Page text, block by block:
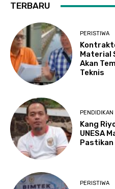
TERBARU
PERISTIWA
Material
Akan
Teknis
PENDIDIKAN
Kang
UNESA
Pastikan
PERISTIWA